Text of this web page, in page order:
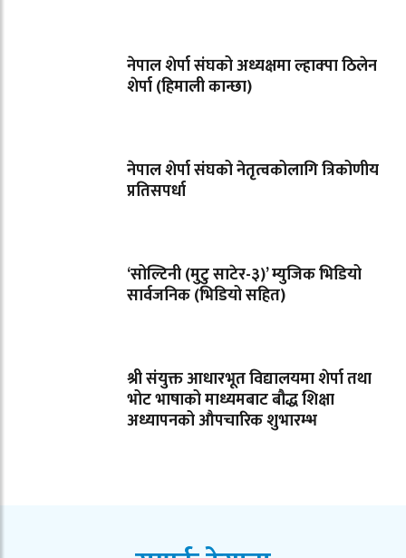
नेपाल शेर्पा संघको अध्यक्षमा ल्हाक्पा ठिलेन
शेर्पा (हिमाली कान्छा)
नेपाल शेर्पा संघको नेतृत्वकोलागि त्रिकोणीय
प्रतिसपर्धा
‘सोल्टिनी (मुटु साटेर-३)’ म्युजिक भिडियो
सार्वजनिक (भिडियो सहित)
श्री संयुक्त आधारभूत विद्यालयमा शेर्पा तथा
भोट भाषाको माध्यमबाट बौद्ध शिक्षा
अध्यापनको औपचारिक शुभारम्भ